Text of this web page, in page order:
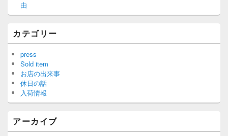
由
カテゴリー
press
Sold item
お店の出来事
休日の話
入荷情報
アーカイブ